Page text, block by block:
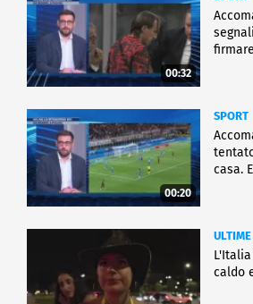
00:32
00:20
SPORT
casa.
caldo